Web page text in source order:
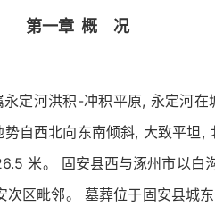
第一章 概 况
定河洪积-冲积平原, 永定河在
自西北向东南倾斜, 大致平坦,
米。 固安县西与涿州市以白
区毗邻。 墓葬位于固安县城